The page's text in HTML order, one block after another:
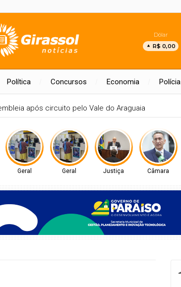
Dólar
R$ 0,00
Política Concursos Economia Polícia
UM EVENTO A NÍVEL NACIONAL EM BRASÍLIA
Geral Geral Justiça Câmara